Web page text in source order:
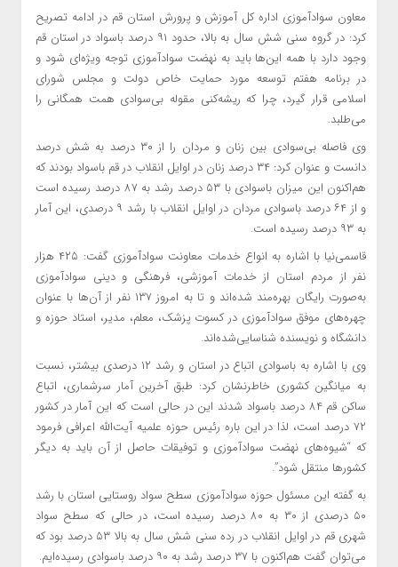
معاون سوادآموزی اداره کل آموزش و پرورش استان قم در ادامه تصریح
کرد: در گروه سنی شش سال به بالا، حدود ۹۱ درصد باسواد در استان قم
وجود دارد با همه این‌ها باید به نهضت سوادآموزی توجه ویژه‌ای شود و
در برنامه‌ هفتم توسعه مورد حمایت خاص دولت و مجلس شورای
اسلامی قرار گیرد، چرا که ریشه‌کنی مقوله‌ بی‌سوادی همت همگانی را
می‌طلبد.
وی فاصله‌ بی‌سوادی بین زنان و مردان را از ۳۰ درصد به شش درصد
دانست و عنوان کرد: ۳۴ درصد زنان در اوایل انقلاب در قم باسواد بودند که
هم‌اکنون این میزان باسوادی با ۵۳ درصد رشد به ۸۷ درصد رسیده است
و از ۶۴ درصد باسوادی مردان در اوایل انقلاب با رشد ۹ درصدی، این آمار
به ۹۳ درصد رسیده است.
قاسمی‌نیا با اشاره به انواع خدمات معاونت سوادآموزی گفت: ۴۲۵ هزار
نفر از مردم استان از خدمات آموزشی، فرهنگی و دینی سوادآموزی
به‌صورت رایگان بهره‌مند شده‌اند و تا به امروز ۱۳۷ نفر از آن‌ها با عنوان
چهره‌های موفق سوادآموزی در کسوت پزشک، معلم، مدیر، استاد حوزه و
دانشگاه و نویسنده شناسایی‌شده‌اند.
وی با اشاره به باسوادی اتباع در استان و رشد ۱۲ درصدی بیشتر، نسبت
به میانگین کشوری خاطرنشان کرد: طبق آخرین آمار سرشماری، اتباع
ساکن قم ۸۴ درصد باسواد شدند این در حالی است که این آمار در کشور
۷۲ درصد است، لذا در این‌ باره رئیس حوزه علمیه آیت‌الله اعرافی فرمود
که “شیوه‌های نهضت سوادآموزی و توفیقات حاصل از آن باید به دیگر
کشورها منتقل شود”.
به گفته‌ این مسئول حوزه سوادآموزی سطح سواد روستایی استان با رشد
۵۰ درصدی از ۳۰ به ۸۰ درصد رسیده است، در حالی‌ که سطح سواد
شهری قم در اوایل انقلاب در رده‌ سنی شش سال به بالا ۵۳ درصد بود که
می‌توان گفت هم‌اکنون با ۳۷ درصد رشد به ۹۰ درصد باسوادی رسیده‌ایم.